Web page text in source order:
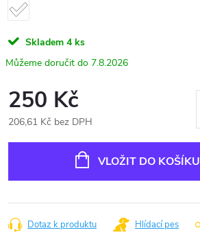
Skladem 4 ks
7.8.2026
250 Kč
206,61 Kč bez DPH
VLOŽIT DO KOŠÍKU
Dotaz k produktu Hlídací pes